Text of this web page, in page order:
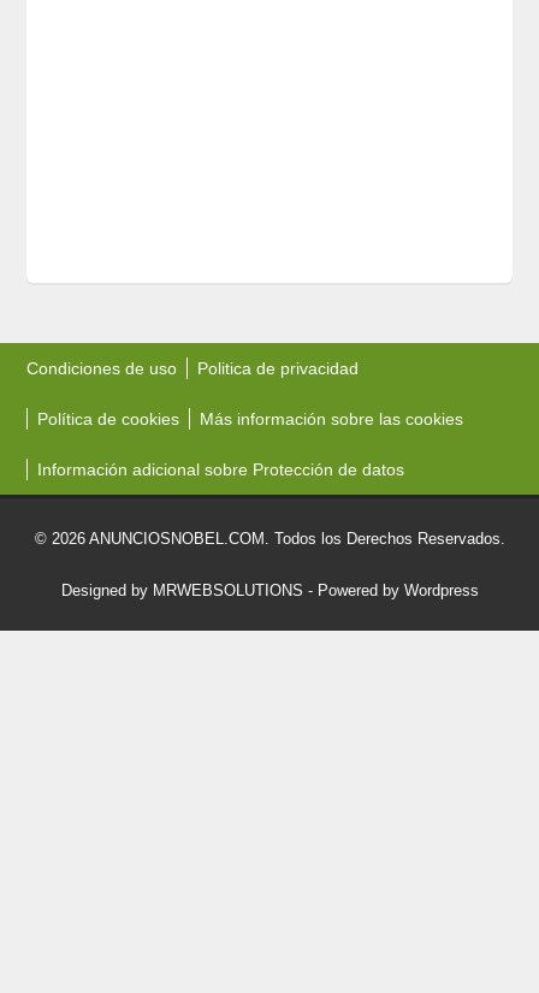
Condiciones de uso Politica de privacidad
Política de cookies Más información sobre las cookies
Información adicional sobre Protección de datos
© 2026 ANUNCIOSNOBEL.COM. Todos los Derechos Reservados.
Designed by MRWEBSOLUTIONS - Powered by Wordpress